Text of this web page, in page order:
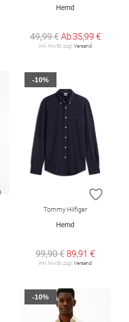
Hemd
49,99 € Ab35,99 €
inkl. MwSt. zzgl. Versand
ZUR WUNSCHLISTE HINZUFÜGEN
ZUR
Tommy Hilfiger
Hemd
99,90 € 89,91 €
inkl. MwSt. zzgl. Versand
-10%
-10%